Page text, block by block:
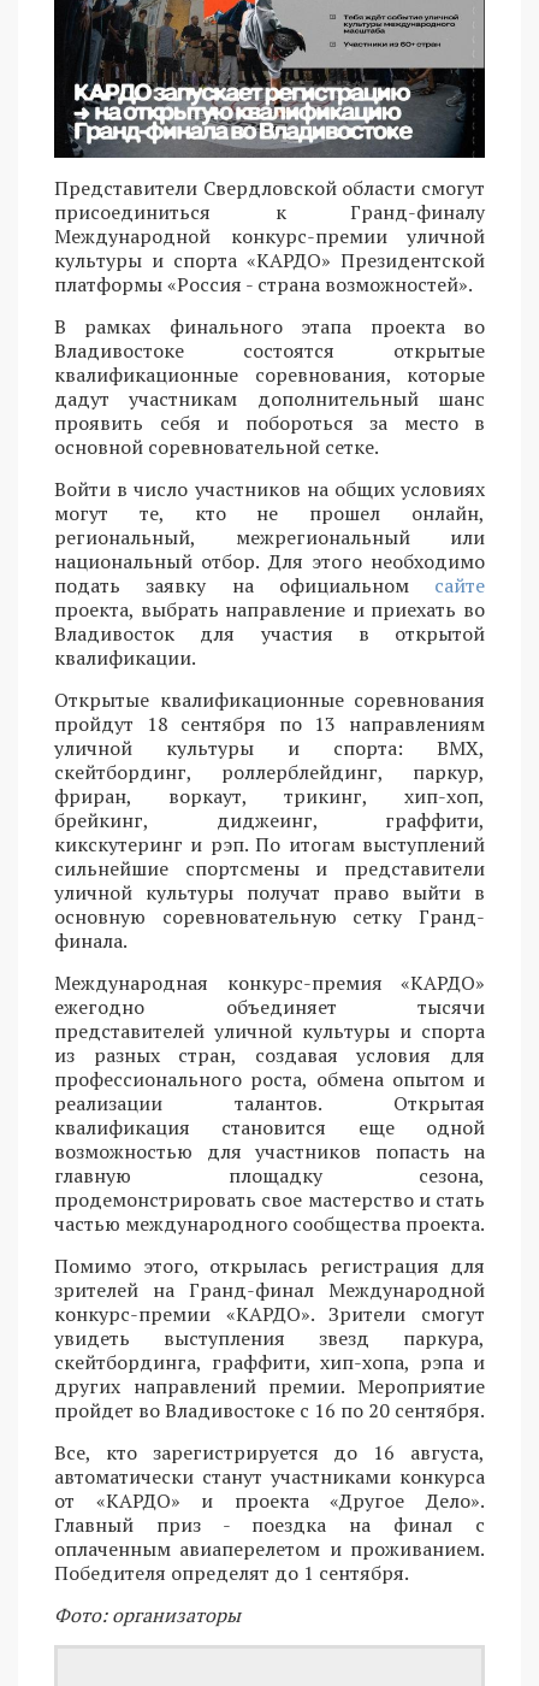
Представители Свердловской области смогут
присоединиться к Гранд-финалу
Международной конкурс-премии уличной
культуры и спорта «КАРДО» Президентской
платформы «Россия - страна возможностей».
В рамках финального этапа проекта во
Владивостоке состоятся открытые
квалификационные соревнования, которые
дадут участникам дополнительный шанс
проявить себя и побороться за место в
основной соревновательной сетке.
Войти в число участников на общих условиях
могут те, кто не прошел онлайн,
региональный, межрегиональный или
национальный отбор. Для этого необходимо
подать заявку на официальном сайте
проекта, выбрать направление и приехать во
Владивосток для участия в открытой
квалификации.
Открытые квалификационные соревнования
пройдут 18 сентября по 13 направлениям
уличной культуры и спорта: BMX,
скейтбординг, роллерблейдинг, паркур,
фриран, воркаут, трикинг, хип-хоп,
брейкинг, диджеинг, граффити,
кикскутеринг и рэп. По итогам выступлений
сильнейшие спортсмены и представители
уличной культуры получат право выйти в
основную соревновательную сетку Гранд-
финала.
Международная конкурс-премия «КАРДО»
ежегодно объединяет тысячи
представителей уличной культуры и спорта
из разных стран, создавая условия для
профессионального роста, обмена опытом и
реализации талантов. Открытая
квалификация становится еще одной
возможностью для участников попасть на
главную площадку сезона,
продемонстрировать свое мастерство и стать
частью международного сообщества проекта.
Помимо этого, открылась регистрация для
зрителей на Гранд-финал Международной
конкурс-премии «КАРДО». Зрители смогут
увидеть выступления звезд паркура,
скейтбординга, граффити, хип-хопа, рэпа и
других направлений премии. Мероприятие
пройдет во Владивостоке с 16 по 20 сентября.
Все, кто зарегистрируется до 16 августа,
автоматически станут участниками конкурса
от «КАРДО» и проекта «Другое Дело».
Главный приз - поездка на финал с
оплаченным авиаперелетом и проживанием.
Победителя определят до 1 сентября.
Фото: организаторы